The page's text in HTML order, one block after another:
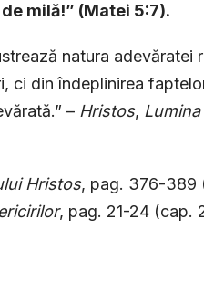
milă!” (Matei 5:7).
natura adevă­ratei
ci din îndeplinirea
– Hristos,
Hristos, pag. 376-389
, pag. 21-24 (cap.